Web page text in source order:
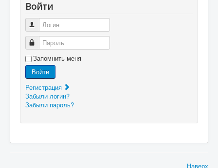
Войти
Логин
Пароль
Запомнить меня
Войти
Регистрация
Забыли логин?
Забыли пароль?
Наверх